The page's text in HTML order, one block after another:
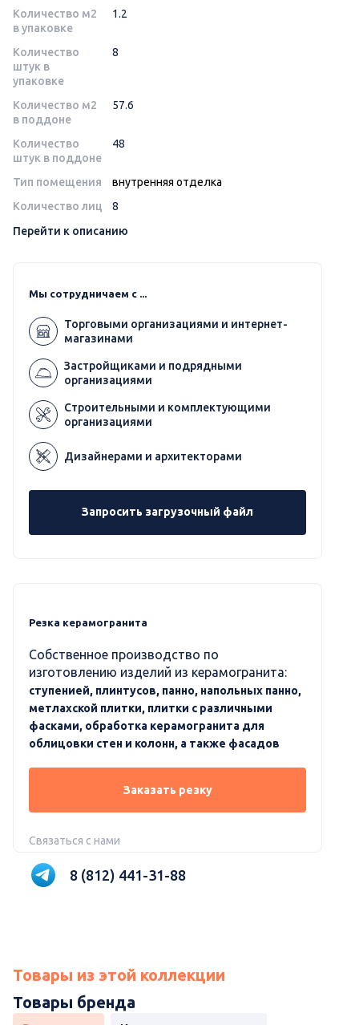
Количество м2
в упаковке
1.2
Количество
штук в
упаковке
8
Количество м2
в поддоне
57.6
Количество
штук в поддоне
48
Тип помещения
внутренняя отделка
Количество лиц
8
Перейти к описанию
Мы сотрудничаем с ...
Торговыми организациями и интернет-
магазинами
Застройщиками и подрядными
организациями
Строительными и комплектующими
организациями
Дизайнерами и архитекторами
Запросить загрузочный файл
Резка керамогранита
Собственное производство по
изготовлению изделий из керамогранита:
ступенией, плинтусов, панно, напольных панно,
метлахской плитки, плитки с различными
фасками, обработка керамогранита для
облицовки стен и колонн, а также фасадов
Заказать резку
Связаться с нами
8 (812) 441-31-88
Товары из этой коллекции
Товары бренда